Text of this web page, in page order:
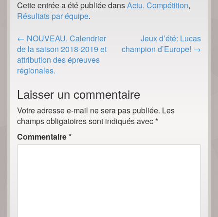
Cette entrée a été publiée dansActu. Compétition,
Résultats par équipe.
Post
navigation
← NOUVEAU. Calendrier
de la saison 2018-2019 et
attribution des épreuves
régionales.
Jeux d’été: Lucas
champion d’Europe! →
Laisser un commentaire
Votre adresse e-mail ne sera pas publiée. Les
champs obligatoires sont indiqués avec*
Commentaire*